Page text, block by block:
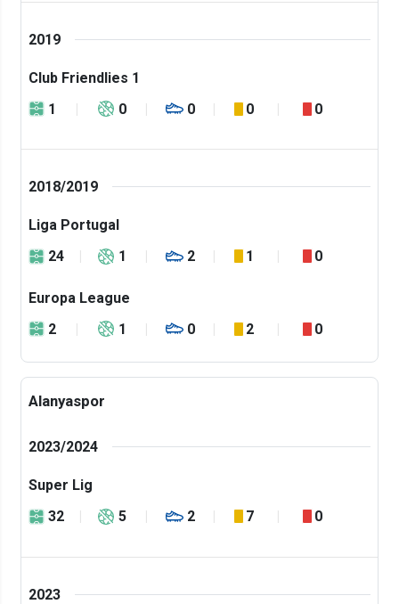
2019
Club Friendlies 1
1
0 0 0 0
2018/2019
Liga Portugal
24
1 2 1 0
Europa League
2
1 0 2 0
Alanyaspor
2023/2024
Super Lig
32
5 2 7 0
2023